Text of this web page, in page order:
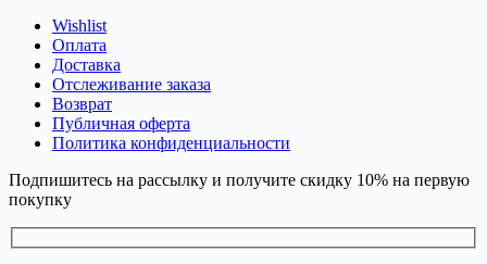
Wishlist
Оплата
Доставка
Отслеживание заказа
Возврат
Публичная оферта
Политика конфиденциальности
Подпишитесь на рассылку и получите скидку 10% на первую
покупку